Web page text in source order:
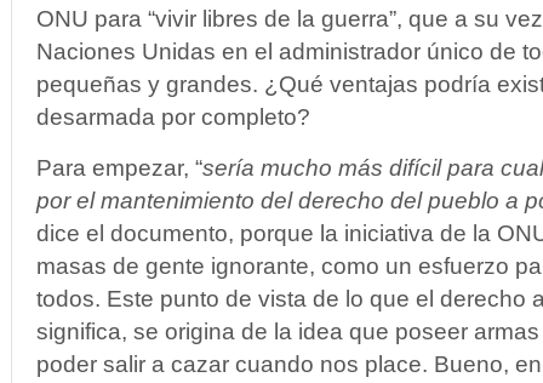
ONU para “vivir libres de la guerra”, que a su
Naciones Unidas en el administrador único de
pequeñas y grandes. ¿Qué ventajas podría
desarmada por completo?
Para empezar, “sería mucho más difícil para
por el mantenimiento del derecho del pueblo a
dice el documento, porque la iniciativa de la
masas de gente ignorante, como un esfuerzo
todos. Este punto de vista de lo que el derecho
significa, se origina de la idea que poseer
poder salir a cazar cuando nos place. Bueno,